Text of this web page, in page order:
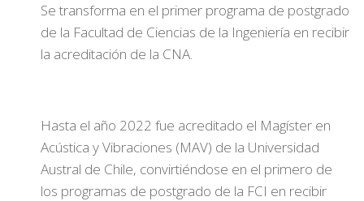
Se transforma en el primer programa de postgrado
de la Facultad de Ciencias de la Ingeniería en recibir
la acreditación de la CNA.
Hasta el año 2022 fue acreditado el Magíster en
Acústica y Vibraciones (MAV) de la Universidad
Austral de Chile, convirtiéndose en el primero de
los programas de postgrado de la FCI en recibir